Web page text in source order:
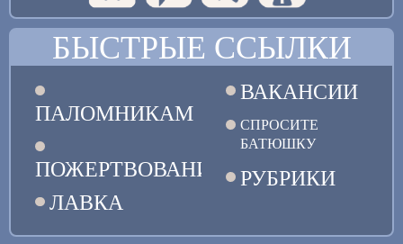
БЫСТРЫЕ ССЫЛКИ
ПАЛОМНИКАМ
ПОЖЕРТВОВАНИЯ
ЛАВКА
ВАКАНСИИ
СПРОСИТЕ
БАТЮШКУ
РУБРИКИ